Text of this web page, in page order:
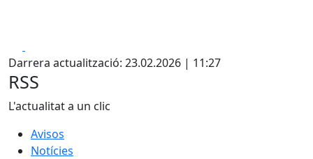
Darrera actualització: 23.02.2026 | 11:27
RSS
L'actualitat a un clic
Avisos
Notícies